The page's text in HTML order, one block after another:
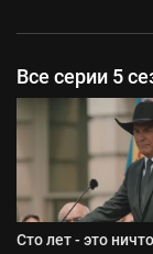
Все серии 5
Сто лет - это ничто